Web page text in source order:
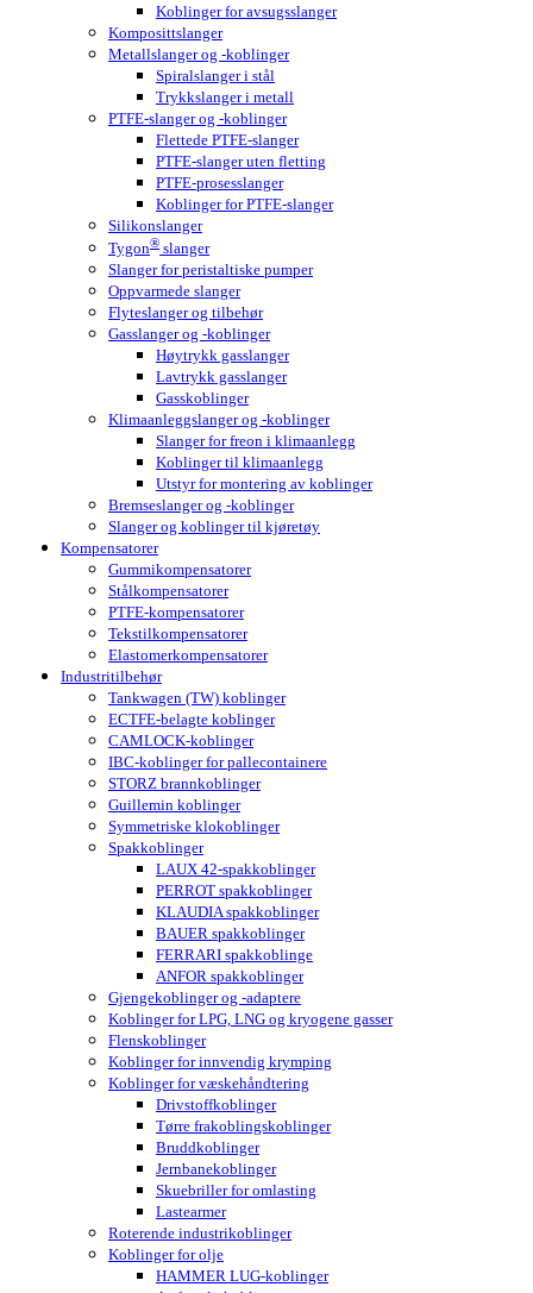
Koblinger for avsugsslanger
Komposittslanger
Metallslanger og -koblinger
Spiralslanger i stål
Trykkslanger i metall
PTFE-slanger og -koblinger
Flettede PTFE-slanger
PTFE-slanger uten fletting
PTFE-prosesslanger
Koblinger for PTFE-slanger
Silikonslanger
Tygon® slanger
Slanger for peristaltiske pumper
Oppvarmede slanger
Flyteslanger og tilbehør
Gasslanger og -koblinger
Høytrykk gasslanger
Lavtrykk gasslanger
Gasskoblinger
Klimaanleggslanger og -koblinger
Slanger for freon i klimaanlegg
Koblinger til klimaanlegg
Utstyr for montering av koblinger
Bremseslanger og -koblinger
Slanger og koblinger til kjøretøy
Kompensatorer
Gummikompensatorer
Stålkompensatorer
PTFE-kompensatorer
Tekstilkompensatorer
Elastomerkompensatorer
Industritilbehør
Tankwagen (TW) koblinger
ECTFE-belagte koblinger
CAMLOCK-koblinger
IBC-koblinger for pallecontainere
STORZ brannkoblinger
Guillemin koblinger
Symmetriske klokoblinger
Spakkoblinger
LAUX 42-spakkoblinger
PERROT spakkoblinger
KLAUDIA spakkoblinger
BAUER spakkoblinger
FERRARI spakkoblinge
ANFOR spakkoblinger
Gjengekoblinger og -adaptere
Koblinger for LPG, LNG og kryogene gasser
Flenskoblinger
Koblinger for innvendig krymping
Koblinger for væskehåndtering
Drivstoffkoblinger
Tørre frakoblingskoblinger
Bruddkoblinger
Jernbanekoblinger
Skuebriller for omlasting
Lastearmer
Roterende industrikoblinger
Koblinger for olje
HAMMER LUG-koblinger